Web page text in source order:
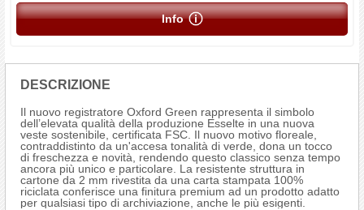
Info
DESCRIZIONE
Il nuovo registratore Oxford Green rappresenta il simbolo
dell’elevata qualità della produzione Esselte in una nuova
veste sostenibile, certificata FSC. Il nuovo motivo floreale,
contraddistinto da un'accesa tonalità di verde, dona un tocco
di freschezza e novità, rendendo questo classico senza tempo
ancora più unico e particolare. La resistente struttura in
cartone da 2 mm rivestita da una carta stampata 100%
riciclata conferisce una finitura premium ad un prodotto adatto
per qualsiasi tipo di archiviazione, anche le più esigenti.